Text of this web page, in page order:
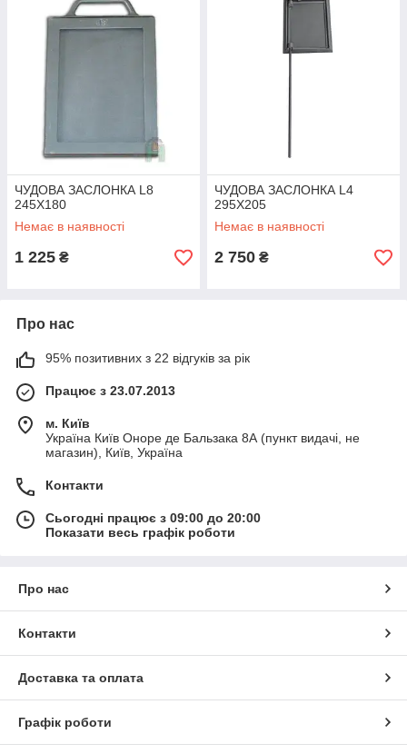
ЧУДОВА ЗАСЛОНКА L8
245X180
Немає в наявності
1 225 ₴
ЧУДОВА ЗАСЛОНКА L4
295X205
Немає в наявності
2 750 ₴
Про нас
95% позитивних з 22 відгуків за рік
Працює з 23.07.2013
м. Київ
Україна Київ Оноре де Бальзака 8А (пункт видачі, не
магазин), Київ, Україна
Контакти
Сьогодні працює з 09:00 до 20:00
Показати весь графік роботи
Про нас
Контакти
Доставка та оплата
Графік роботи